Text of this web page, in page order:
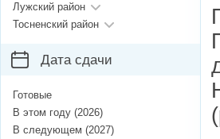
Лужский район
Тосненский район
Дата сдачи
Готовые
В этом году (2026)
В следующем (2027)